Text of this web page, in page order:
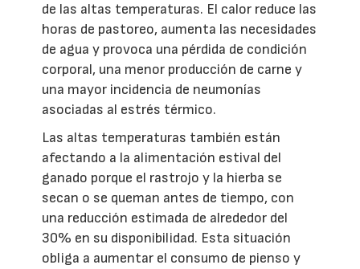
de las altas temperaturas. El calor reduce las
horas de pastoreo, aumenta las necesidades
de agua y provoca una pérdida de condición
corporal, una menor producción de carne y
una mayor incidencia de neumonías
asociadas al estrés térmico.
Las altas temperaturas también están
afectando a la alimentación estival del
ganado porque el rastrojo y la hierba se
secan o se queman antes de tiempo, con
una reducción estimada de alrededor del
30% en su disponibilidad. Esta situación
obliga a aumentar el consumo de pienso y